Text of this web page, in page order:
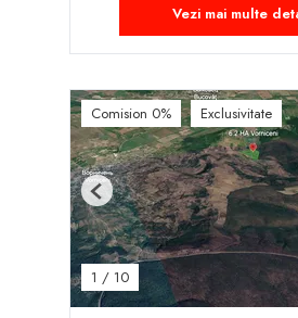
Vezi mai multe
Comision 0% Exclusivitate
1 / 10
Previous